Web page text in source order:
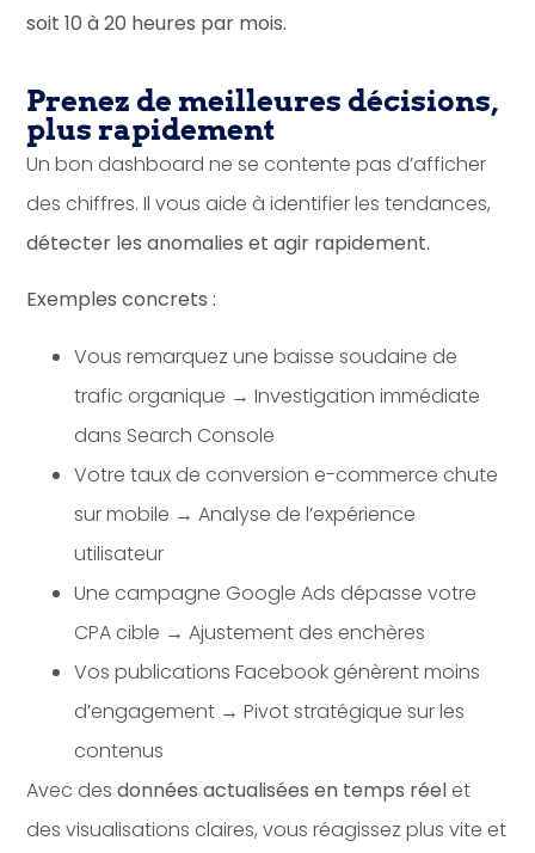
soit 10 à 20 heures par mois.
Prenez de meilleures décisions,
plus rapidement
Un bon dashboard ne se contente pas d’afficher
des chiffres. Il vous aide à identifier les tendances,
détecter les anomalies et agir rapidement.
Exemples concrets :
Vous remarquez une baisse soudaine de
trafic organique → Investigation immédiate
dans Search Console
Votre taux de conversion e-commerce chute
sur mobile → Analyse de l’expérience
utilisateur
Une campagne Google Ads dépasse votre
CPA cible → Ajustement des enchères
Vos publications Facebook génèrent moins
d’engagement → Pivot stratégique sur les
contenus
Avec desdonnées actualisées en temps réel et
des visualisations claires, vous réagissez plus vite et